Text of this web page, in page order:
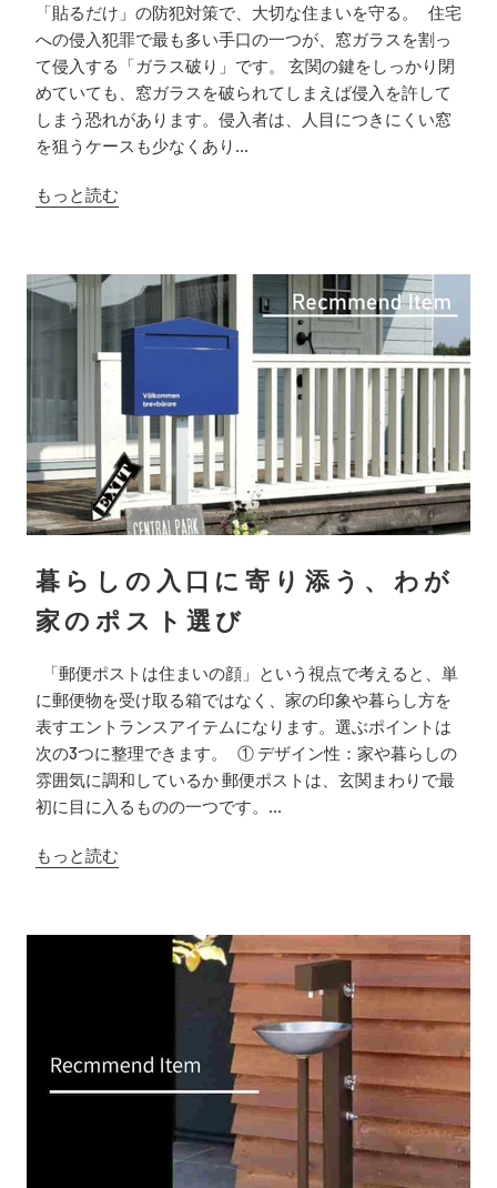
「貼るだけ」の防犯対策で、大切な住まいを守る。 住宅
への侵入犯罪で最も多い手口の一つが、窓ガラスを割っ
て侵入する「ガラス破り」です。 玄関の鍵をしっかり閉
めていても、窓ガラスを破られてしまえば侵入を許して
しまう恐れがあります。侵入者は、人目につきにくい窓
を狙うケースも少なくあり...
もっと読む
暮らしの入口に寄り添う、わが
家のポスト選び
「郵便ポストは住まいの顔」という視点で考えると、単
に郵便物を受け取る箱ではなく、家の印象や暮らし方を
表すエントランスアイテムになります。選ぶポイントは
次の3つに整理できます。 ① デザイン性：家や暮らしの
雰囲気に調和しているか 郵便ポストは、玄関まわりで最
初に目に入るものの一つです。...
もっと読む